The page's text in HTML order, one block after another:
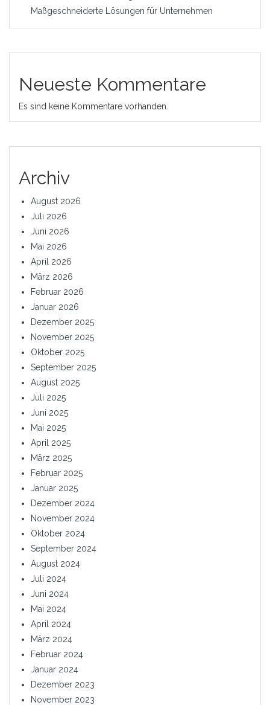
Maßgeschneiderte Lösungen für Unternehmen
Neueste Kommentare
Es sind keine Kommentare vorhanden.
Archiv
August 2026
Juli 2026
Juni 2026
Mai 2026
April 2026
März 2026
Februar 2026
Januar 2026
Dezember 2025
November 2025
Oktober 2025
September 2025
August 2025
Juli 2025
Juni 2025
Mai 2025
April 2025
März 2025
Februar 2025
Januar 2025
Dezember 2024
November 2024
Oktober 2024
September 2024
August 2024
Juli 2024
Juni 2024
Mai 2024
April 2024
März 2024
Februar 2024
Januar 2024
Dezember 2023
November 2023